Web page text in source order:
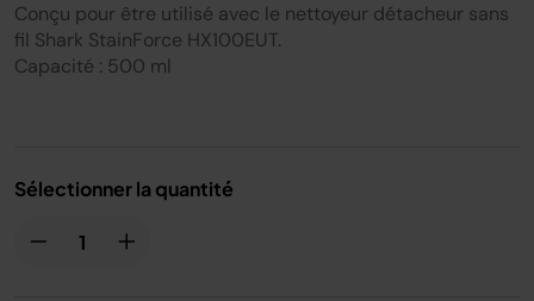
Conçu pour être utilisé avec le nettoyeur détacheur sans
fil Shark StainForce HX100EUT.
Capacité : 500 ml
Sélectionner la quantité